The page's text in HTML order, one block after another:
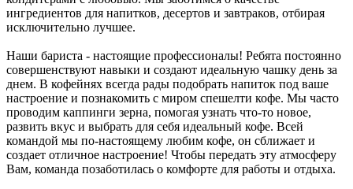
ингредиентов для напитков, десертов и завтраков, отбирая
исключительно лучшее.
Наши бариста - настоящие профессионалы! Ребята постоянно
совершенствуют навыки и создают идеальную чашку день за
днем. В кофейнях всегда рады подобрать напиток под ваше
настроение и познакомить с миром спешелти кофе. Мы часто
проводим каппинги зерна, помогая узнать что-то новое,
развить вкус и выбрать для себя идеальный кофе. Всей
командой мы по-настоящему любим кофе, он сближает и
создает отличное настроение! Чтобы передать эту атмосферу
Вам, команда позаботилась о комфорте для работы и отдыха.